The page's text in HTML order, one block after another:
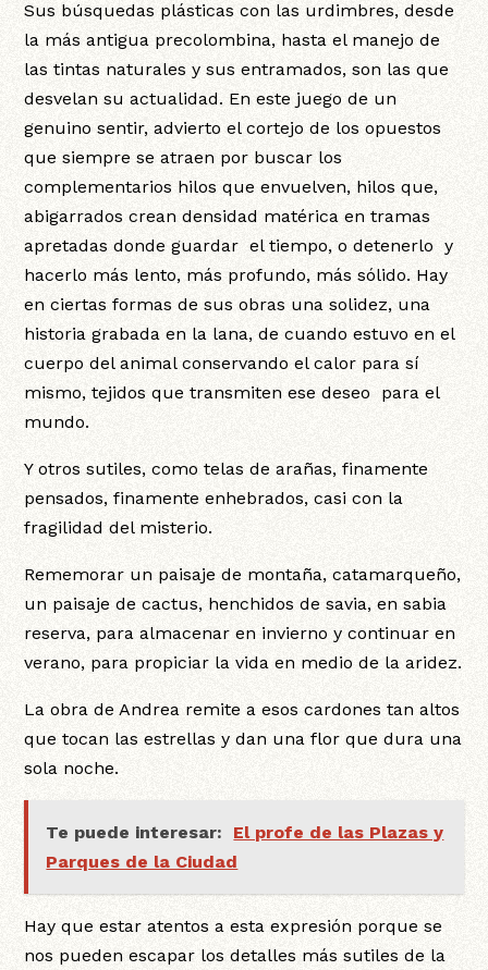
Sus búsquedas plásticas con las urdimbres, desde
la más antigua precolombina, hasta el manejo de
las tintas naturales y sus entramados, son las que
desvelan su actualidad. En este juego de un
genuino sentir, advierto el cortejo de los opuestos
que siempre se atraen por buscar los
complementarios hilos que envuelven, hilos que,
abigarrados crean densidad matérica en tramas
apretadas donde guardar el tiempo, o detenerlo y
hacerlo más lento, más profundo, más sólido. Hay
en ciertas formas de sus obras una solidez, una
historia grabada en la lana, de cuando estuvo en el
cuerpo del animal conservando el calor para sí
mismo, tejidos que transmiten ese deseo para el
mundo.
Y otros sutiles, como telas de arañas, finamente
pensados, finamente enhebrados, casi con la
fragilidad del misterio.
Rememorar un paisaje de montaña, catamarqueño,
un paisaje de cactus, henchidos de savia, en sabia
reserva, para almacenar en invierno y continuar en
verano, para propiciar la vida en medio de la aridez.
La obra de Andrea remite a esos cardones tan altos
que tocan las estrellas y dan una flor que dura una
sola noche.
Te puede interesar:
El profe de las Plazas y
Parques de la Ciudad
Hay que estar atentos a esta expresión porque se
nos pueden escapar los detalles más sutiles de la